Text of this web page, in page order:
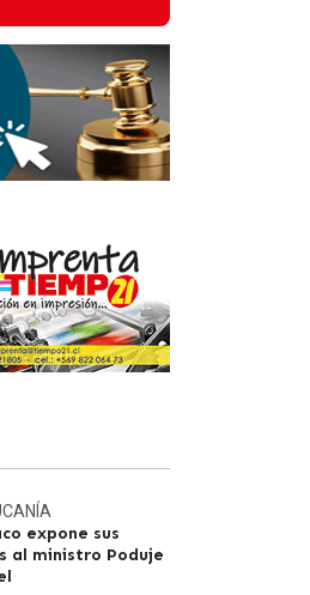
expone sus
al ministro Poduje